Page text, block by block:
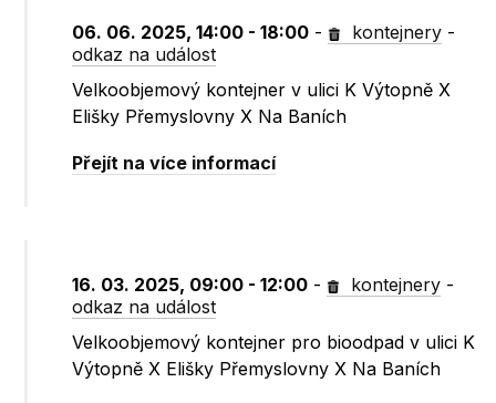
06. 06. 2025, 14:00 - 18:00 - kontejnery -
odkaz na událost
Velkoobjemový kontejner v ulici K Výtopně X
Elišky Přemyslovny X Na Baních
Přejít na více informací
16. 03. 2025, 09:00 - 12:00 - kontejnery -
odkaz na událost
Velkoobjemový kontejner pro bioodpad v ulici K
Výtopně X Elišky Přemyslovny X Na Baních